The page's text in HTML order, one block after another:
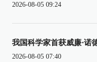
2026-08-05 09:24
我国科学家首获威廉·诺
2026-08-05 07:40